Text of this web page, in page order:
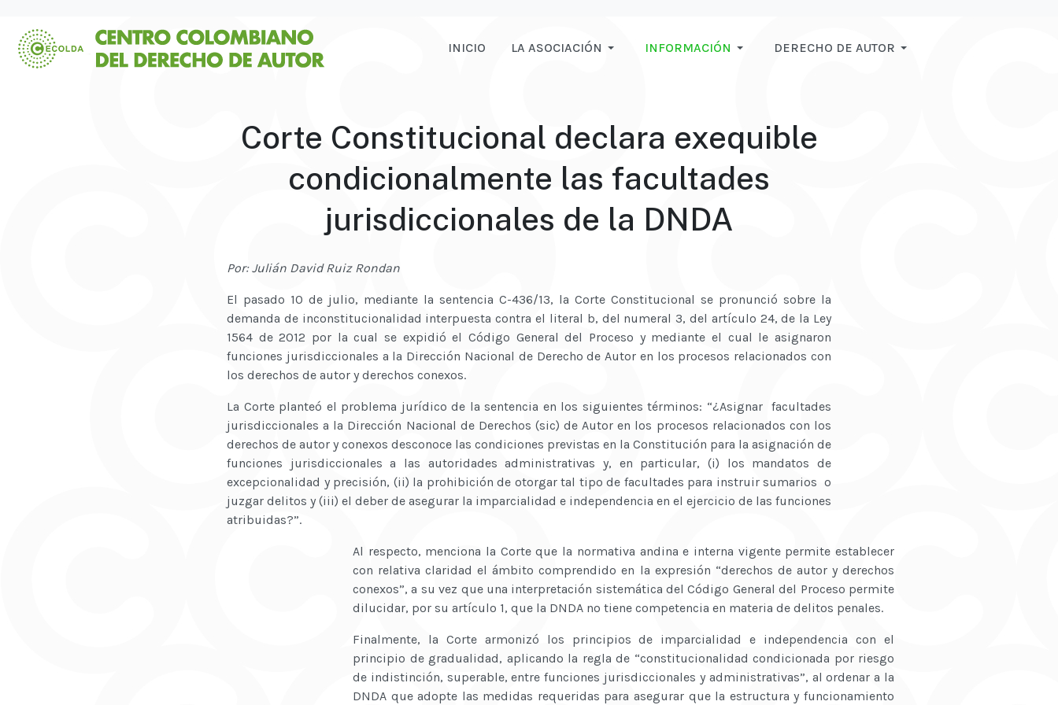
INICIO LA ASOCIACIÓN INFORMACIÓN DERECHO DE AUTOR
Corte Constitucional declara exequible
condicionalmente las facultades
jurisdiccionales de la DNDA
Por: Julián David Ruiz Rondan
El pasado 10 de julio, mediante la sentencia C-436/13, la Corte Constitucional se pronunció sobre la
demanda de inconstitucionalidad interpuesta contra el literal b, del numeral 3, del artículo 24, de la Ley
1564 de 2012 por la cual se expidió el Código General del Proceso y mediante el cual le asignaron
funciones jurisdiccionales a la Dirección Nacional de Derecho de Autor en los procesos relacionados con
los derechos de autor y derechos conexos.
La Corte planteó el problema jurídico de la sentencia en los siguientes términos: “¿Asignar facultades
jurisdiccionales a la Dirección Nacional de Derechos (sic) de Autor en los procesos relacionados con los
derechos de autor y conexos desconoce las condiciones previstas en la Constitución para la asignación de
funciones jurisdiccionales a las autoridades administrativas y, en particular, (i) los mandatos de
excepcionalidad y precisión, (ii) la prohibición de otorgar tal tipo de facultades para instruir sumarios o
juzgar delitos y (iii) el deber de asegurar la imparcialidad e independencia en el ejercicio de las funciones
atribuidas?”.
Al respecto, menciona la Corte que la normativa andina e interna vigente permite establecer
con relativa claridad el ámbito comprendido en la expresión “derechos de autor y derechos
conexos”, a su vez que una interpretación sistemática del Código General del Proceso permite
dilucidar, por su artículo 1, que la DNDA no tiene competencia en materia de delitos penales.
Finalmente, la Corte armonizó los principios de imparcialidad e independencia con el
principio de gradualidad, aplicando la regla de “constitucionalidad condicionada por riesgo
de indistinción, superable, entre funciones jurisdiccionales y administrativas”, al ordenar a la
DNDA que adopte las medidas requeridas para asegurar que la estructura y funcionamiento